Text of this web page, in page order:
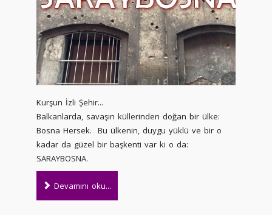
Kurşun İzli Şehir...
Balkanlarda, savaşın küllerinden doğan bir ülke:
Bosna Hersek. Bu ülkenin, duygu yüklü ve bir o
kadar da güzel bir başkenti var ki o da:
SARAYBOSNA.
Devamını oku...